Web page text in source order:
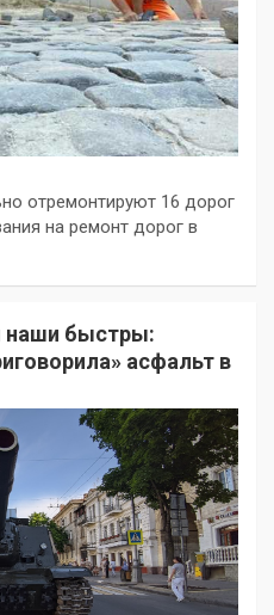
отремонтируют 16 дорог
на ремонт дорог в
наши быстры:
асфальт в